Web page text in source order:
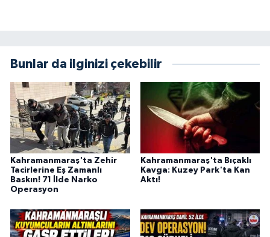
Bunlar da ilginizi çekebilir
Kahramanmaraş'ta Zehir
Tacirlerine Eş Zamanlı
Baskın! 71 İlde Narko
Operasyon
Kahramanmaraş'ta Bıçaklı
Kavga: Kuzey Park'ta Kan
Aktı!
TARİH
Genel
Politika
YEREL
BÖLGEDEN
BİLİM TEKNOLOJİ